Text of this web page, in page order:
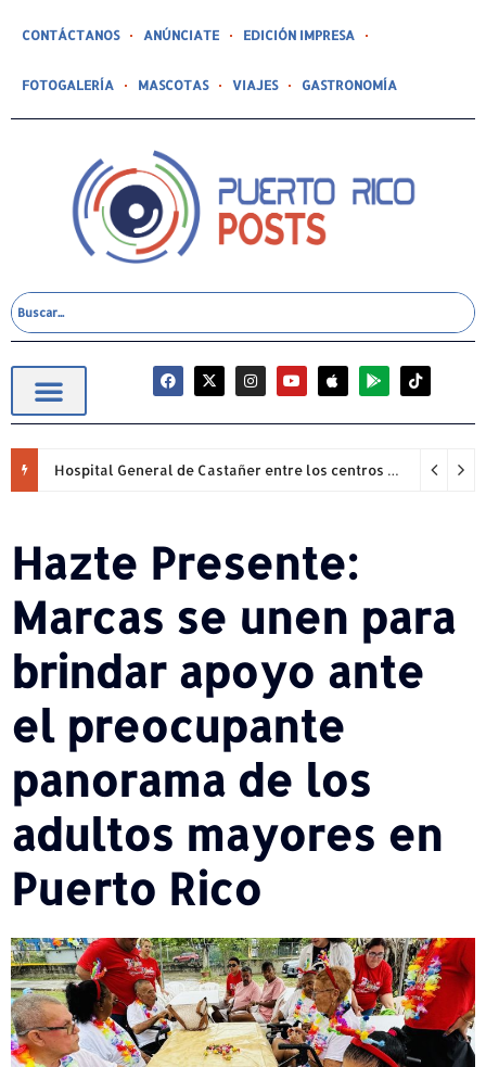
CONTÁCTANOS ANÚNCIATE EDICIÓN IMPRESA
FOTOGALERÍA MASCOTAS VIAJES GASTRONOMÍA
Hospital General de Castañer entre los centros de salud comunitarios con mejor desempeño clínico de Estados Unidos
Hazte Presente:
Marcas se unen para
brindar apoyo ante
el preocupante
panorama de los
adultos mayores en
Puerto Rico